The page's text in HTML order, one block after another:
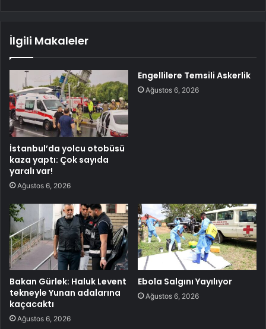
İlgili Makaleler
İstanbul’da yolcu otobüsü
kaza yaptı: Çok sayıda
yaralı var!
Ağustos 6, 2026
Engellilere Temsili Askerlik
Ağustos 6, 2026
Bakan Gürlek: Haluk Levent
tekneyle Yunan adalarına
kaçacaktı
Ağustos 6, 2026
Ebola Salgını Yayılıyor
Ağustos 6, 2026